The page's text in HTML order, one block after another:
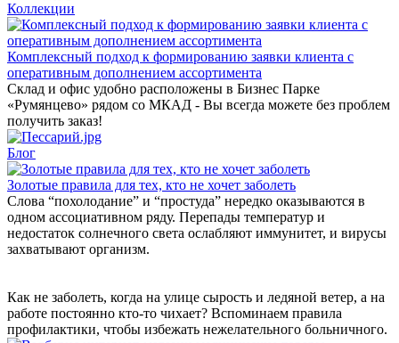
Коллекции
Комплексный подход к формированию заявки клиента с
оперативным дополнением ассортимента
Склад и офис удобно расположены в Бизнес Парке
«Румянцево» рядом со МКАД - Вы всегда можете без проблем
получить заказ!
Блог
Золотые правила для тех, кто не хочет заболеть
Слова “похолодание” и “простуда” нередко оказываются в
одном ассоциативном ряду. Перепады температур и
недостаток солнечного света ослабляют иммунитет, и вирусы
захватывают организм.
Как не заболеть, когда на улице сырость и ледяной ветер, а на
работе постоянно кто-то чихает? Вспоминаем правила
профилактики, чтобы избежать нежелательного больничного.